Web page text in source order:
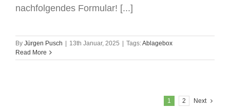
nachfolgendes Formular! [...]
By Jürgen Pusch | 13th Januar, 2025 | Tags:Ablagebox
Read More
1 2 Next